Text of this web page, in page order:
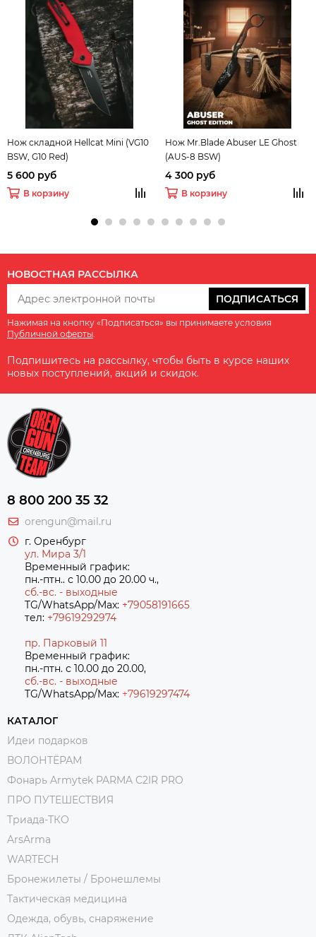
Нож складной Hellcat Mini (VG10
BSW, G10 Red)
5 600 руб
В корзину
Нож Mr.Blade Abuser LE Ghost
(AUS-8 BSW)
4 300 руб
В корзину
НОВОСТНАЯ РАССЫЛКА
ПОДПИСАТЬСЯ
Нажимая на кнопку «Подписаться» вы принимаете условия
Публичной оферты
Подпишитесь на рассылку, чтобы быть в курсе наших
новых поступлений, акций и скидок.
8 800 200 35 32
orengun@mail.ru
г. Оренбург
ул. Мира 3/1
Временный график:
пн.-птн.. с 10.00 до 20.00 ч.,
сб.-вс. - выходные
TG/WhatsApp/Max: +79058191665
тел: +79619292974
пр. Парковый 11
Временный график:
пн.-птн. с 10.00 до 20.00,
сб.-вс. - выходные
TG/WhatsApp/Max: +79619297474
КАТАЛОГ
Идеи подарков
ВОЛОНТЁРАМ
Фонарь Armytek PARMA C2IR PRO
ПРО ПУТЕШЕСТВИЯ
Триада-ТКО
ArsArma
WARTECH
Бронежилеты / Бронешлемы
Тактическая медицина
Одежда, обувь, снаряжение